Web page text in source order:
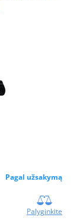
Pagal užsakymą
Palyginkite